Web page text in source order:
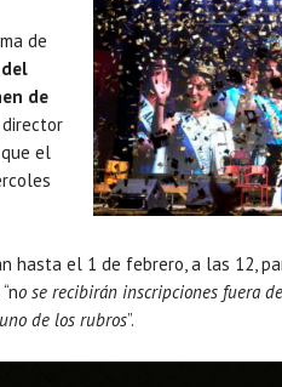
de
de
director
el
hasta el 1 de febrero, a las 12,
o se recibirán inscripciones fuera
de los rubros”.